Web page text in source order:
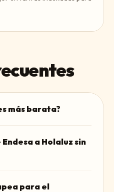
más barata?
a Holaluz sin
para el